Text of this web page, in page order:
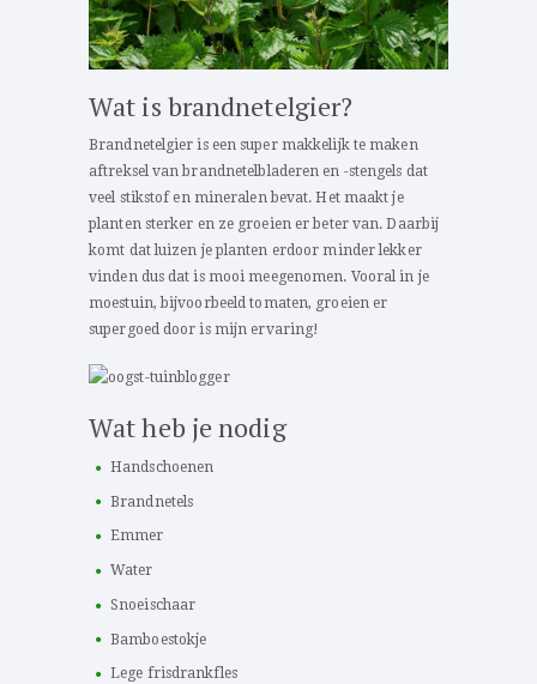
Wat is brandnetelgier?
Brandnetelgier is een super makkelijk te maken
aftreksel van brandnetelbladeren en -stengels dat
veel stikstof en mineralen bevat. Het maakt je
planten sterker en ze groeien er beter van. Daarbij
komt dat luizen je planten erdoor minder lekker
vinden dus dat is mooi meegenomen. Vooral in je
moestuin, bijvoorbeeld tomaten, groeien er
supergoed door is mijn ervaring!
Wat heb je nodig
Handschoenen
Brandnetels
Emmer
Water
Snoeischaar
Bamboestokje
Lege frisdrankfles